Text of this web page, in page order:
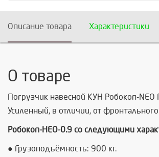
Описание товара Характеристики
О товаре
Погрузчик навесной КУН Робокоп-NEO
Усиленный, в отличии, от фронтального
Робокоп-НЕО-0.9 со следующими
● Грузоподъёмность: 900 кг.